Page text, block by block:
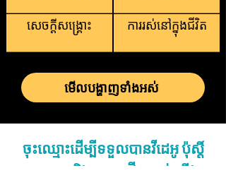
សេចក្តីសង្រ្គោះ ការរស់នៅក្នុងជីវិត
មើលបង្ហាញទាំងអស់
ចុះឈ្មោះដើម្បីទទួលបានវីដេអូ ប៉ុស្តិ៍
បោះពុម្ព និងអត្ថបទថ្មីៗរបស់យើង